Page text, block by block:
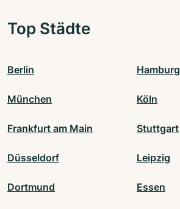
Top Städte
Berlin Hamburg
München Köln
Frankfurt am Main Stuttgart
Düsseldorf Leipzig
Dortmund Essen